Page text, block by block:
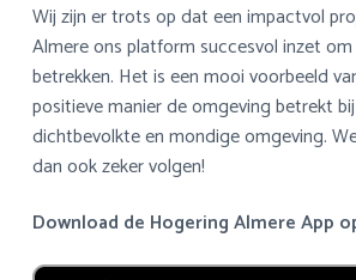
Wij zijn er trots op dat een impactvol
Almere ons platform succesvol inzet
betrekken. Het is een mooi voorbeeld
positieve manier de omgeving betrekt
dichtbevolkte en mondige omgeving.
dan ook zeker volgen!
Download de Hogering Almere App